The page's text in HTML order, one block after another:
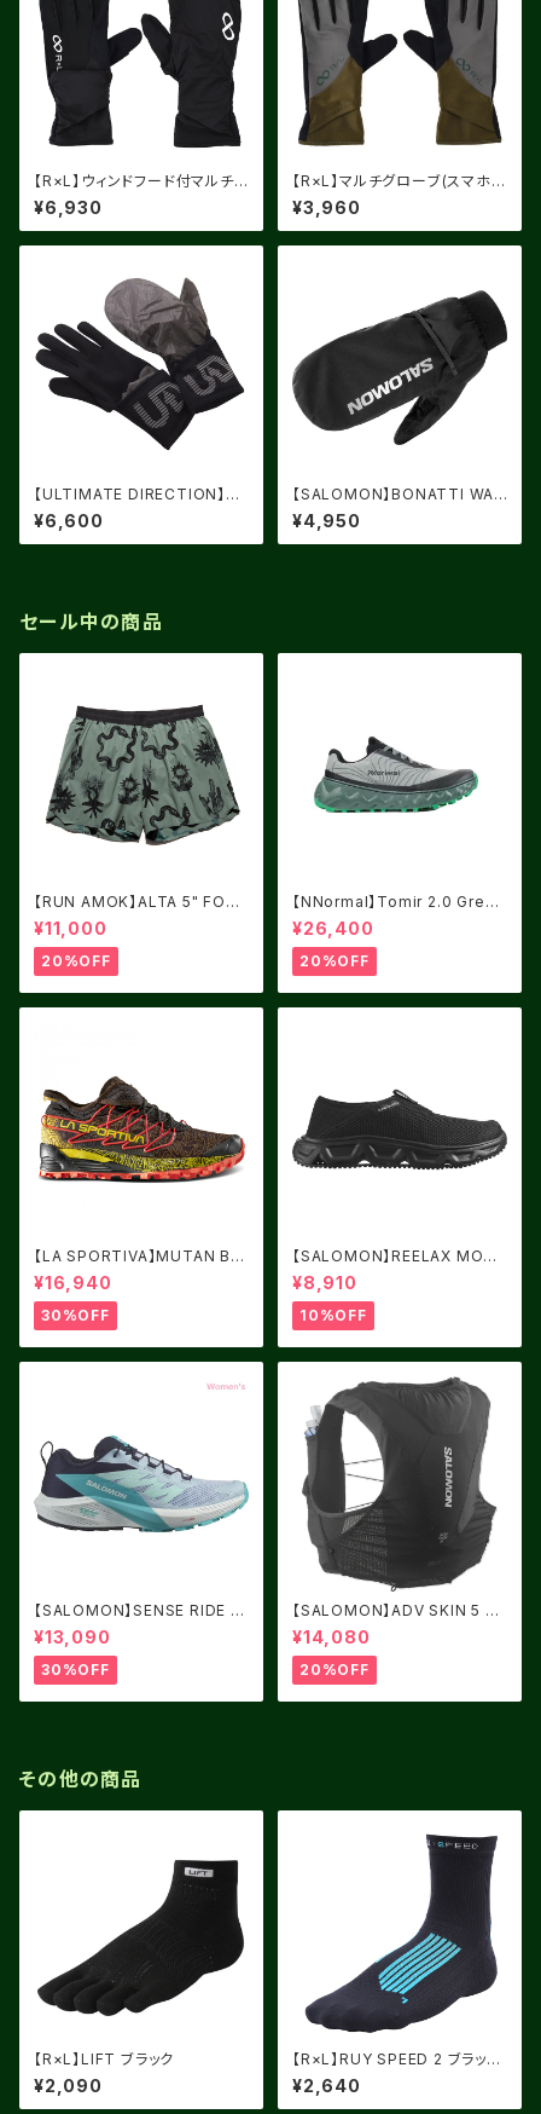
【R×L】ウィンドフード付マルチグ
ローブ
¥6,930
【R×L】マルチグローブ(スマホ・
ウォッチウィンドウ両手対応) RL
A9502
¥3,960
【ULTIMATE DIRECTION】UL
TRA FLIP GLOVE
¥6,600
【SALOMON】BONATTI WAT
ERPROOF ユニセックス グロ
ーブ
¥4,950
セール中の商品
【RUN AMOK】ALTA 5" FORE
ST
¥11,000
20%OFF
【NNormal】Tomir 2.0 Green
USM8.0/UK7.5
¥26,400
20%OFF
【LA SPORTIVA】MUTAN BL
ACK/YELLOW サイズ：41
¥16,940
30%OFF
【SALOMON】REELAX MOC
6.0 Black / Black / Alloy
¥8,910
10%OFF
【SALOMON】SENSE RIDE 5
Women Cashmere Blue / C
arbon / Peacock Blue
¥13,090
30%OFF
【SALOMON】ADV SKIN 5 BL
ACK
¥14,080
20%OFF
その他の商品
【R×L】LIFT ブラック
¥2,090
【R×L】RUY SPEED 2 ブラック
X ライトブルー
¥2,640